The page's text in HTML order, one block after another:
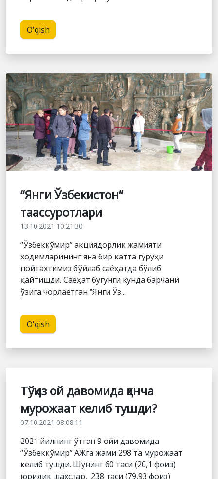
O'qish
“Янги Ўзбекистон“
таассуротлари
13.10.2021 10:21:30
“Ўзбеккўмир” акциядорлик жамияти
ходимларининг яна бир катта гуруҳи
пойтахтимиз бўйлаб саёҳатда бўлиб
қайтишди. Саёҳат бугунги кунда барчани
ўзига чорлаётган “Янги Ўз...
O'qish
Тўққиз ой давомида қанча
мурожаат келиб тушди?
07.10.2021 08:08:11
2021 йилнинг ўтган 9 ойи давомида
“Ўзбеккўмир” АЖга жами 298 та мурожаат
келиб тушди. Шунинг 60 таси (20,1 фоиз)
юридик шахслар, 238 таси (79,93 фоиз)